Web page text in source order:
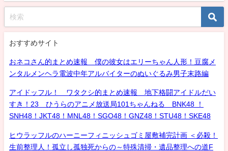
おすすめサイト
おネコさん的まとめ速報 僕の彼女はエリーちゃん人形！豆腐メ
ンタルメンヘラ電波中年アルバイターのぬいぐるみ男子末路編
アイドッフル！ ワタクシ的まとめ速報 地下格闘アイドルだい
すき！23 ひうらのアニメ放送局101ちゃんねる BNK48 ！
SNH48！JKT48！MNL48！SGO48！GNZ48！STU48！SKE48
ヒウラッフルのハーニーフィニッシュゴミ屋敷補完計画 ＜必殺！
生前整理人！孤立し孤独死からの～特殊清掃・遺品整理への道F